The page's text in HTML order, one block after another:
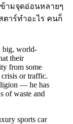
ามจุดอ่อนหลายๆ
ตาร์ทำอะไร คนก็
big, world-
their
from some
crisis or traffic.
— he has
of waste and
sports car